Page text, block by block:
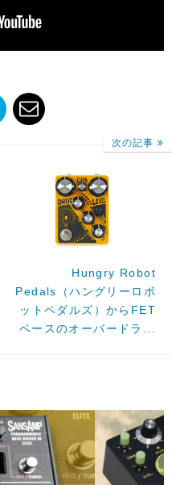
次の記事
Hungry Robot
Pedals（ハングリーロボ
ットペダルズ）からFET
ベースのオーバードラ...